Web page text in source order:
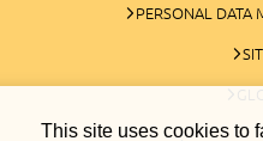
This site uses cookies to
PERSONAL DATA